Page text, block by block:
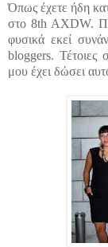
Όπως έχετε ήδη
στο 8th AXDW.
φυσικά εκεί
bloggers. Τέτοιες
μου έχει δώσει